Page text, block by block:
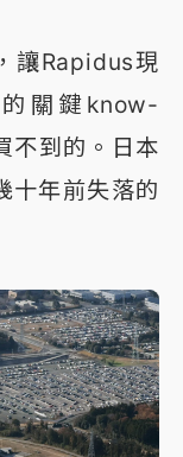
讓Rapidus現
關鍵know-
不到的。日本
十年前失落的